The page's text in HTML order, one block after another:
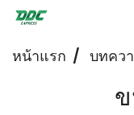
หน้าแรก บทคว